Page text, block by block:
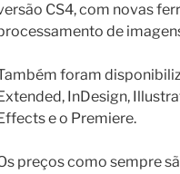
CS4, com novas
de
foram
InDesign,
e o Premiere.
preços como sempre